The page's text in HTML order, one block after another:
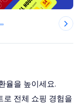
율을 높이세요.
로 전체 쇼핑 경험을